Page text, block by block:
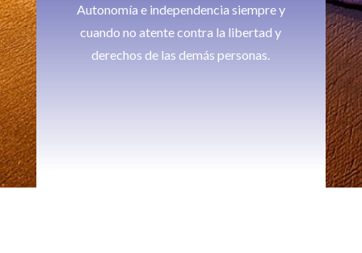
Autonomía e independencia siempre y
cuando no atente contra la libertad y
derechos de las demás personas.